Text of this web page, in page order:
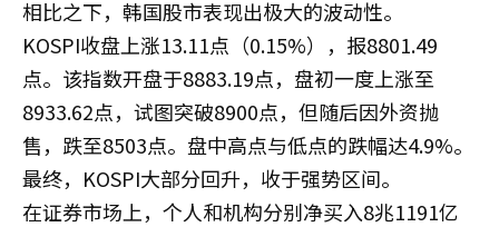
相比之下，韩国股市表现出极大的波动性。
KOSPI收盘上涨13.11点（0.15%），报8801.49
点。该指数开盘于8883.19点，盘初一度上涨至
8933.62点，试图突破8900点，但随后因外资抛
售，跌至8503点。盘中高点与低点的跌幅达4.9%。
最终，KOSPI大部分回升，收于强势区间。
在证券市场上，个人和机构分别净买入8兆1191亿